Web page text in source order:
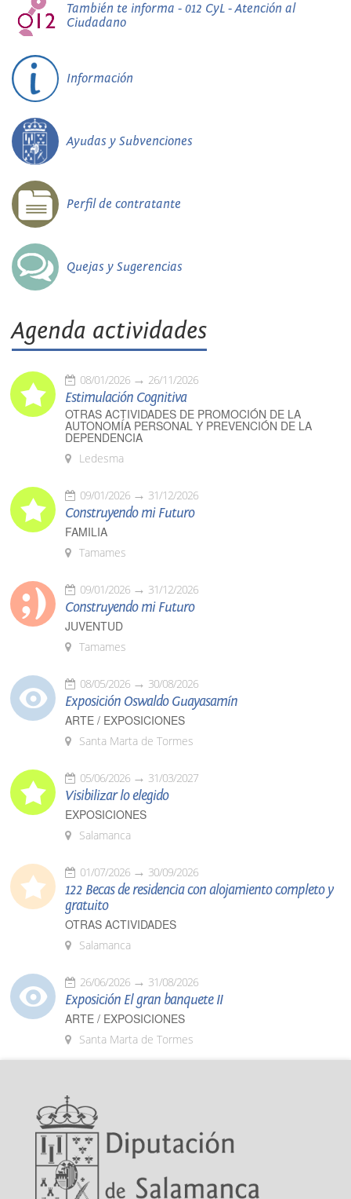
También te informa - 012 CyL - Atención al
Ciudadano
Información
Ayudas y Subvenciones
Perfil de contratante
Quejas y Sugerencias
Agenda actividades
08/01/2026 26/11/2026
Estimulación Cognitiva
OTRAS ACTIVIDADES DE PROMOCIÓN DE LA
AUTONOMÍA PERSONAL Y PREVENCIÓN DE LA
DEPENDENCIA
Ledesma
09/01/2026 31/12/2026
Construyendo mi Futuro
FAMILIA
Tamames
09/01/2026 31/12/2026
Construyendo mi Futuro
JUVENTUD
Tamames
08/05/2026 30/08/2026
Exposición Oswaldo Guayasamín
ARTE / EXPOSICIONES
Santa Marta de Tormes
05/06/2026 31/03/2027
Visibilizar lo elegido
EXPOSICIONES
Salamanca
01/07/2026 30/09/2026
122 Becas de residencia con alojamiento completo y
gratuito
OTRAS ACTIVIDADES
Salamanca
26/06/2026 31/08/2026
Exposición El gran banquete II
ARTE / EXPOSICIONES
Santa Marta de Tormes